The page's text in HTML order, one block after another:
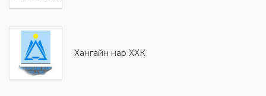
Хангайн нар ХХК